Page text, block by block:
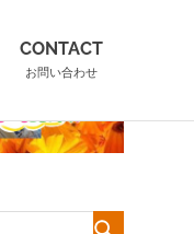
CONTACT
お問い合わせ